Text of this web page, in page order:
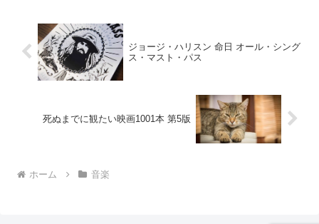
ジョージ・ハリスン 命日 オール・シング
ス・マスト・パス
死ぬまでに観たい映画1001本 第5版
ホーム 音楽